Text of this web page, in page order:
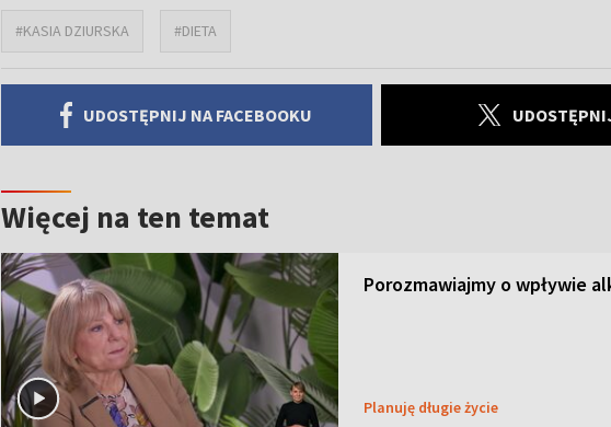
#KASIA DZIURSKA #DIETA
UDOSTĘPNIJ NA FACEBOOKU
Więcej na ten temat
Porozmawiajmy o wpływie
Planuję długie życie